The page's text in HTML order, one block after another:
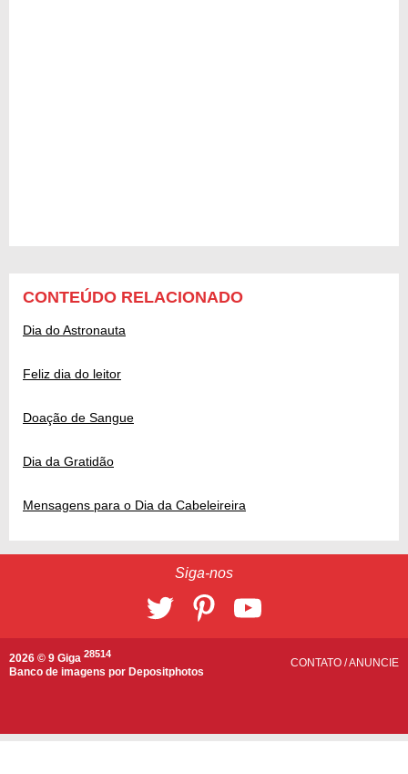
CONTEÚDO RELACIONADO
Dia do Astronauta
Feliz dia do leitor
Doação de Sangue
Dia da Gratidão
Mensagens para o Dia da Cabeleireira
Siga-nos
2026 © 9 Giga 28514
Banco de imagens por Depositphotos
CONTATO /ANUNCIE